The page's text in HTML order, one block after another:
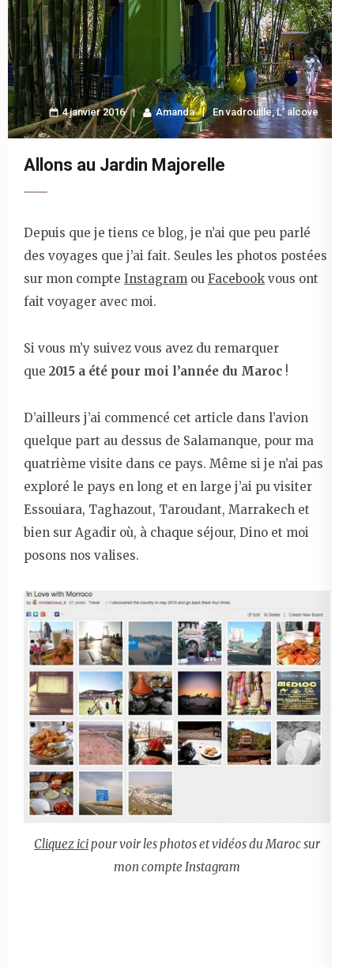
4 janvier 2016 Amanda En vadrouille,L' alcove
Allons au Jardin Majorelle
Depuis que je tiens ce blog, je n’ai que peu parlé
des voyages que j’ai fait. Seules les photos postées
sur mon compte Instagram ou Facebook vous ont
fait voyager avec moi.
Si vous m’y suivez vous avez du remarquer
que 2015 a été pour moi l’année du Maroc !
D’ailleurs j’ai commencé cet article dans l’avion
quelque part au dessus de Salamanque, pour ma
quatrième visite dans ce pays. Même si je n’ai pas
exploré le pays en long et en large j’ai pu visiter
Essouiara, Taghazout, Taroudant, Marrakech et
bien sur Agadir où, à chaque séjour, Dino et moi
posons nos valises.
Cliquez icipour voir les photos et vidéos du Maroc sur
mon compte Instagram